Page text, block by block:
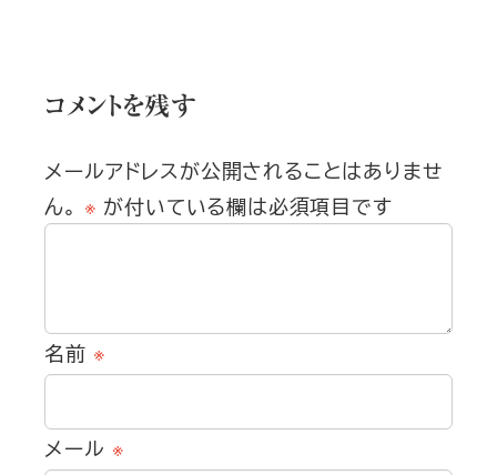
コメントを残す
メールアドレスが公開されることはありませ
ん。 ※ が付いている欄は必須項目です
名前 ※
メール ※